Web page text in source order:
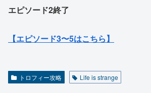
エピソード2終了
【エピソード3〜5はこちら】
トロフィー攻略 Life is strange